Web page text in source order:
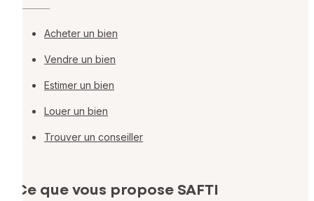
Acheter un bien
Vendre un bien
Estimer un bien
Louer un bien
Trouver un conseiller
Ce que vous propose SAFTI